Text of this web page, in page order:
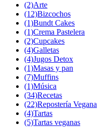
(2)Arte
(12)Bizcochos
(1)Bundt Cakes
(1)Crema Pastelera
(2)Cupcakes
(4)Galletas
(4)Jugos Detox
(1)Masas y pan
(7)Muffins
(1)Música
(34)Recetas
(22)Repostería Vegana
(4)Tartas
(5)Tartas veganas